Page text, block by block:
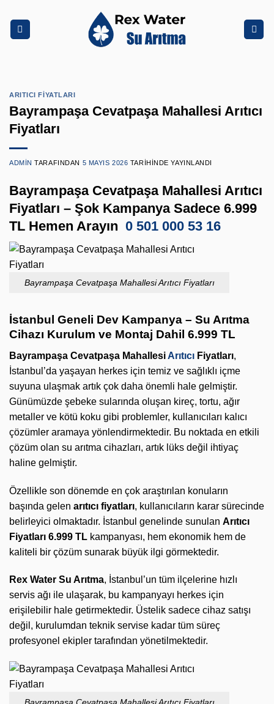
atla
ARITICI FIYATLARI
Bayrampaşa Cevatpaşa Mahallesi Arıtıcı
Fiyatları
ADMIN TARAFINDAN 5 MAYIS 2026 TARIHINDE YAYINLANDI
Bayrampaşa Cevatpaşa Mahallesi Arıtıcı
Fiyatları – Şok Kampanya Sadece 6.999
TL Hemen Arayın 0 501 000 53 16
Bayrampaşa Cevatpaşa Mahallesi Arıtıcı Fiyatları
İstanbul Geneli Dev Kampanya – Su Arıtma
Cihazı Kurulum ve Montaj Dahil 6.999 TL
Bayrampaşa Cevatpaşa MahallesiArıtıcı Fiyatları,
İstanbul’da yaşayan herkes için temiz ve sağlıklı içme
suyuna ulaşmak artık çok daha önemli hale gelmiştir.
Günümüzde şebeke sularında oluşan kireç, tortu, ağır
metaller ve kötü koku gibi problemler, kullanıcıları kalıcı
çözümler aramaya yönlendirmektedir. Bu noktada en etkili
çözüm olan su arıtma cihazları, artık lüks değil ihtiyaç
haline gelmiştir.
Özellikle son dönemde en çok araştırılan konuların
başında gelen arıtıcı fiyatları, kullanıcıların karar sürecinde
belirleyici olmaktadır. İstanbul genelinde sunulan Arıtıcı
Fiyatları 6.999 TL kampanyası, hem ekonomik hem de
kaliteli bir çözüm sunarak büyük ilgi görmektedir.
Rex Water Su Arıtma, İstanbul’un tüm ilçelerine hızlı
servis ağı ile ulaşarak, bu kampanyayı herkes için
erişilebilir hale getirmektedir. Üstelik sadece cihaz satışı
değil, kurulumdan teknik servise kadar tüm süreç
profesyonel ekipler tarafından yönetilmektedir.